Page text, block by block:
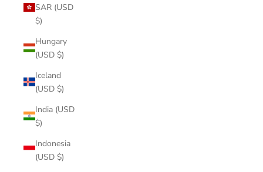
SAR (USD
$)
Hungary
(USD $)
Iceland
(USD $)
India (USD
$)
Indonesia
(USD $)